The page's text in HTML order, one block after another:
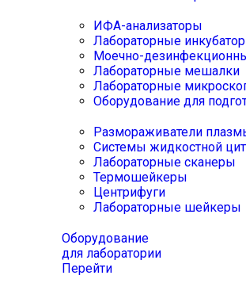
ИФА-анализаторы
Лабораторные
Моечно-
Лабораторные мешалки
Лабораторные
Оборудование для
Размораживатели
Системы жидкостной
Лабораторные сканеры
Термошейкеры
Центрифуги
Лабораторные шейкеры
Оборудование
для лаборатории
Перейти